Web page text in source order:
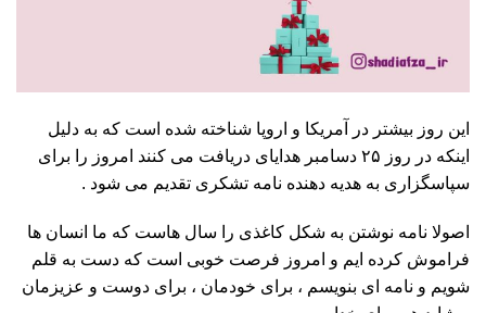
این روز بیشتر در آمریکا و اروپا شناخته شده است که به دلیل
اینکه در روز ۲۵ دسامبر هدایای دریافت می کنند امروز را برای
سپاسگزاری به هدیه دهنده نامه تشکری تقدیم می شود .
اصولا نامه نوشتن به شکل کاغذی را سال هاست که ما انسان ها
فراموش کرده ایم و امروز فرصت خوبی است که دست به قلم
شویم و نامه ای بنویسم ، برای خودمان ، برای دوست و عزیزمان